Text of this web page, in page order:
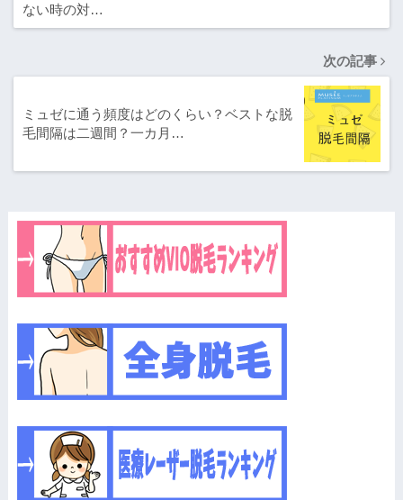
ない時の対…
次の記事
ミュゼに通う頻度はどのくらい？ベストな脱
毛間隔は二週間？一カ月…